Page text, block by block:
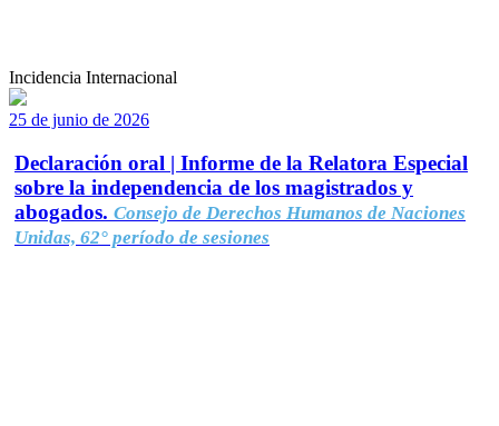
Incidencia Internacional
25 de junio de 2026
Declaración oral | Informe de la Relatora Especial
sobre la independencia de los magistrados y
abogados. Consejo de Derechos Humanos de Naciones
Unidas, 62° período de sesiones